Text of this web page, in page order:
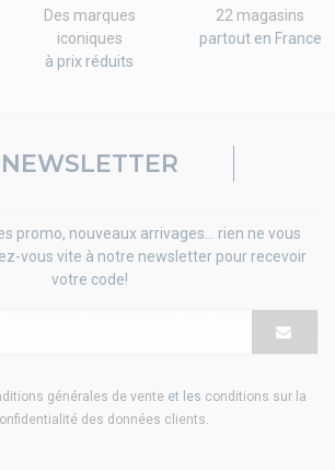
Des marques
iconiques
à prix réduits
22 magasins
partout en France
NEWSLETTER
promo, nouveaux arrivages... rien ne vous
vous vite à notre newsletter pour recevoir
votre code!
générales de vente et les conditions sur la
des données clients